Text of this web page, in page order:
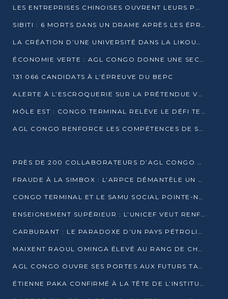
LES ENTREPRISES CHINOISES OUVRENT LEURS PORTES AUX JEUNES DIPLÔMÉS
SIBITI : 6 MORTS DANS UN DRAME APRÈS LES ÉPREUVES DU BEPC
LA CRÉATION D’UNE UNIVERSITÉ DANS LA LIKOUALA AU CŒUR D’UNE RÉFLEXION NATIONALE
ÉCONOMIE VERTE : AGL CONGO DONNE UNE SECONDE VIE À SES DÉCHETS INDUSTRIELS
131 066 CANDIDATS À L’ÉPREUVE DU BEPC
ALERTE À L’ESCROQUERIE SUR LA PRÉTENDUE VENTE DE PARCELLES AFAT
MÔLE EST : CONGO TERMINAL RELÈVE LE DÉFI TECHNIQUE DES SABLES BITUMINEUX
AGL CONGO RENFORCE LES COMPÉTENCES DE SES ÉQUIPES AVEC LA CERTIFICATION CACES® R483
PRÈS DE 200 COLLABORATEURS D’AGL CONGO EN FORMATION JUSQU’EN JUILLET
FRAUDE À LA SIMBOX : L’ARPCE DÉMANTÈLE UN RÉSEAU UTILISANT DES CARTES SIM OUGANDAISES
CONGO TERMINAL ET LE SAMU SOCIAL POINTE-NOIRE RENOUVELLENT LEUR PARTENARIAT EN FAVEUR DES JEUNES VULNÉRABLES
ENSEIGNEMENT SUPÉRIEUR : L’UNICEF VEUT RENFORCER LA RECHERCHE SUR LES QUESTIONS DE L’ENFANCE
CARBURANT : LE PARADOXE D’UN PAYS PÉTROLIER CONFRONTÉ À DES PÉNURIES RÉCURRENTES
MAIXENT RAOUL OMINGA ÉLEVÉ AU RANG DE CHEVALIER DE L’ORDRE DE L’AMITIÉ ENTRE LA RUSSIE ET LE CONGO
AGL CONGO OUVRE SES PORTES AUX FUTURS TALENTS DE LA LOGISTIQUE
ÉTIENNE PAKA CONFIRMÉ À LA TÊTE DE L’INSTITUT GÉOGRAPHIQUE NATIONAL